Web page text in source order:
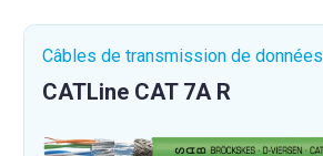
Câbles de transmission de données
CATLine CAT 7A R